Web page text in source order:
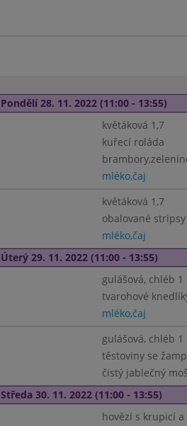
Pondělí 28. 11. 2022 (11:00 - 13:55)
květáková 1,7
kuřecí roláda
mléko,čaj
květáková 1,7
obalované
mléko,čaj
Úterý 29. 11. 2022 (11:00 - 13:55)
gulášová, chléb 1
tvarohové
mléko,čaj
gulášová, chléb 1
těstoviny se
čistý jablečný
Středa 30. 11. 2022 (11:00 - 13:55)
hovězí s krupicí a